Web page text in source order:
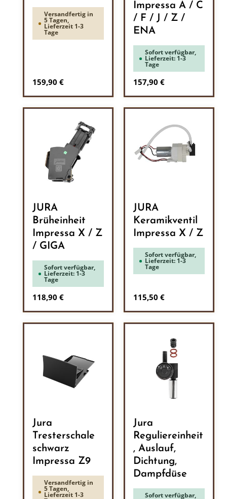
Versandfertig in
5 Tagen,
Lieferzeit 1-3
Tage
Regulärer Preis:
159,90 €
Impressa A / C
/ F / J / Z /
ENA
Sofort verfügbar,
Lieferzeit: 1-3
Tage
Regulärer Preis:
157,90 €
JURA
Brüheinheit
Impressa X / Z
/ GIGA
Sofort verfügbar,
Lieferzeit: 1-3
Tage
Regulärer Preis:
118,90 €
JURA
Keramikventil
Impressa X / Z
Sofort verfügbar,
Lieferzeit: 1-3
Tage
Regulärer Preis:
115,50 €
Jura
Tresterschale
schwarz
Impressa Z9
Versandfertig in
5 Tagen,
Lieferzeit 1-3
Jura
Reguliereinheit
, Auslauf,
Dichtung,
Dampfdüse
Sofort verfügbar,